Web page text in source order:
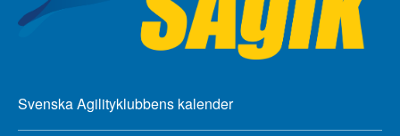
Svenska Agilityklubbens kalender